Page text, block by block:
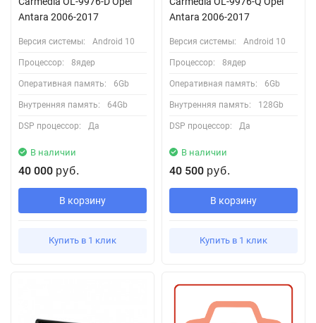
Antara 2006-2017
Версия системы: Android 10
Процессор: 8ядер
Оперативная память: 6Gb
Внутренняя память: 64Gb
DSP процессор: Да
В наличии
40 000 руб.
В корзину
Купить в 1 клик
Antara 2006-2017
Версия системы: Android 10
Процессор: 8ядер
Оперативная память: 6Gb
Внутренняя память: 128Gb
DSP процессор: Да
В наличии
40 500 руб.
В корзину
Купить в 1 клик